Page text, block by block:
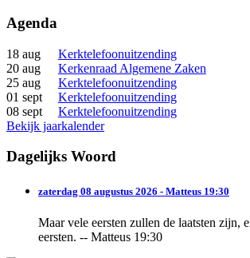
Agenda
18 aug
Kerktelefoonuitzending
20 aug
Kerkenraad Algemene Zaken
25 aug
Kerktelefoonuitzending
01 sept
Kerktelefoonuitzending
08 sept
Kerktelefoonuitzending
Bekijk jaarkalender
Dagelijks Woord
zaterdag 08 augustus 2026 - Matteus 19:30
Maar vele eersten zullen de laatsten zijn,
eersten. -- Matteus 19:30